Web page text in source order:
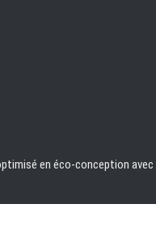
en éco-conception avec